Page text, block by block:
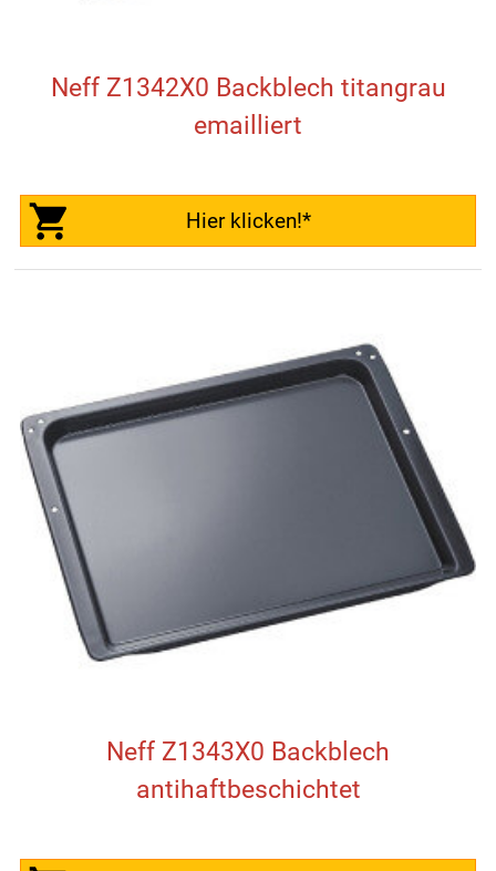
Neff Z1342X0 Backblech titangrau
emailliert
Hier klicken!*
Neff Z1343X0 Backblech
antihaftbeschichtet